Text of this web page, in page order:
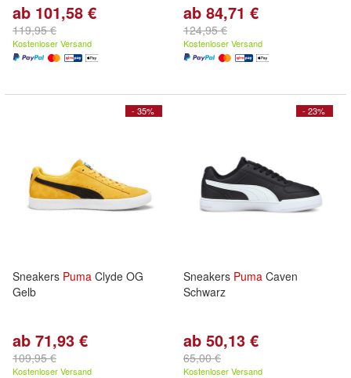
ab 101,58 €
119,95 €
Kostenloser Versand
ab 84,71 €
124,95 €
Kostenloser Versand
- 35%
Sneakers Puma Clyde OG
Gelb
ab 71,93 €
109,95 €
Kostenloser Versand
- 23%
Sneakers Puma Caven
Schwarz
ab 50,13 €
65,00 €
Kostenloser Versand